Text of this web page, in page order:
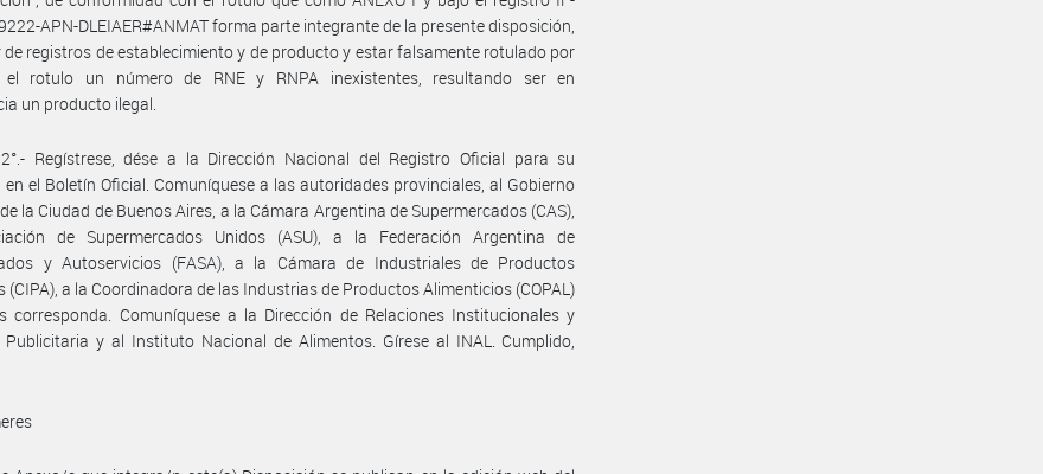
APN-DLEIAER#ANMAT forma parte integrante de la presente disposición,
de registros de establecimiento y de producto y estar falsamente rotulado por
rotulo un número de RNE y RNPA inexistentes, resultando ser en
un producto ilegal.
2°.- Regístrese, dése a la Dirección Nacional del Registro Oficial para su
el Boletín Oficial. Comuníquese a las autoridades provinciales, al Gobierno
la Ciudad de Buenos Aires, a la Cámara Argentina de Supermercados (CAS),
de Supermercados Unidos (ASU), a la Federación Argentina de
y Autoservicios (FASA), a la Cámara de Industriales de Productos
(CIPA), a la Coordinadora de las Industrias de Productos Alimenticios (COPAL)
corresponda. Comuníquese a la Dirección de Relaciones Institucionales y
Publicitaria y al Instituto Nacional de Alimentos. Gírese al INAL. Cumplido,